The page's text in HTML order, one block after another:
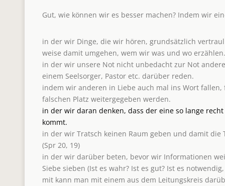
Gut, wie können wir es besser machen? Indem wir
in der wir Dinge, die wir hören, grundsätzlich
weise damit umgehen, wem wir was und wo erzählen.
in der wir unsere Not nicht unbedacht zur Not
einem Seelsorger, Pastor etc. darüber reden.
indem wir anderen in Liebe auch mal ins Wort
falschen Platz weitergegeben werden.
in der wir daran denken, dass der eine so lange
kommt.
in der wir Tratsch keinen Raum geben und damit die
(Spr 20, 19)
in der wir darüber beten, bevor wir Informationen
Siebe sieben (Ist es wahr? Ist es gut? Ist es
mit kann man mit einem aus dem Leitungskreis